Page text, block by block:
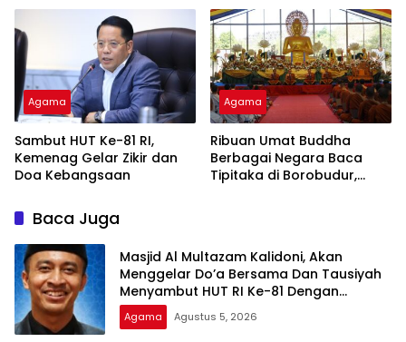
Kebangsaan di Monas
Agama
Sambut HUT Ke-81 RI,
Kemenag Gelar Zikir dan
Doa Kebangsaan
Agama
Ribuan Umat Buddha
Berbagai Negara Baca
Tipitaka di Borobudur,
Baca Juga
Masjid Al Multazam Kalidoni, Akan
Menggelar Do’a Bersama Dan Tausiyah
Menyambut HUT RI Ke-81 Dengan
Pembicara Ustadz Qoim Nur’aini M.Pd
Agama Agustus 5, 2026